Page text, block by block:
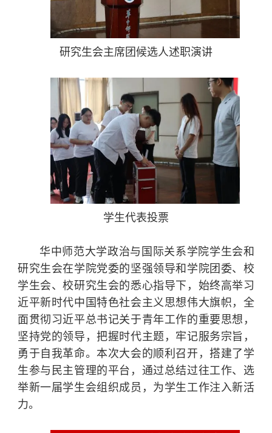
研究生会主席团候选人述职演讲
学生代表投票
华中师范大学政治与国际关系学院学生会和
研究生会在学院党委的坚强领导和学院团委、校
学生会、校研究生会的悉心指导下，始终高举习
近平新时代中国特色社会主义思想伟大旗帜，全
面贯彻习近平总书记关于青年工作的重要思想，
坚持党的领导，把握时代主题，牢记服务宗旨，
勇于自我革命。本次大会的顺利召开，搭建了学
生参与民主管理的平台，通过总结过往工作、选
举新一届学生会组织成员，为学生工作注入新活
力。